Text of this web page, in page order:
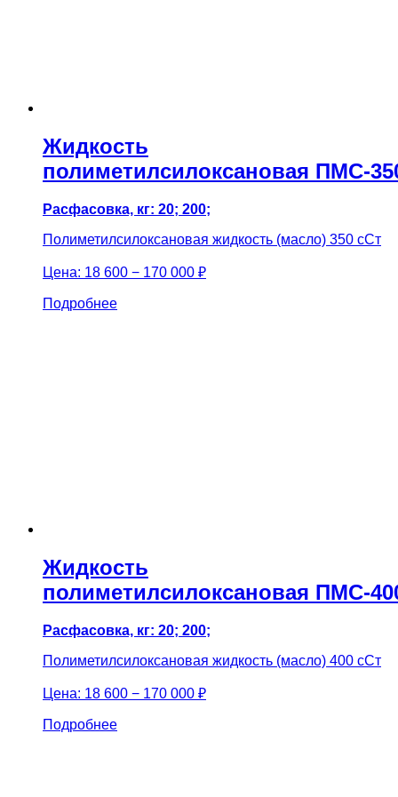
Жидкость
полиметилсилоксановая ПМС-
Расфасовка, кг: 20; 200;
Полиметилсилоксановая жидкость (масло) 350 сСт
Цена: 18 600 − 170 000 ₽
Подробнее
Жидкость
полиметилсилоксановая ПМС-
Расфасовка, кг: 20; 200;
Полиметилсилоксановая жидкость (масло) 400 сСт
Цена: 18 600 − 170 000 ₽
Подробнее